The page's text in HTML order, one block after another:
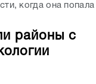
когда она
районы с